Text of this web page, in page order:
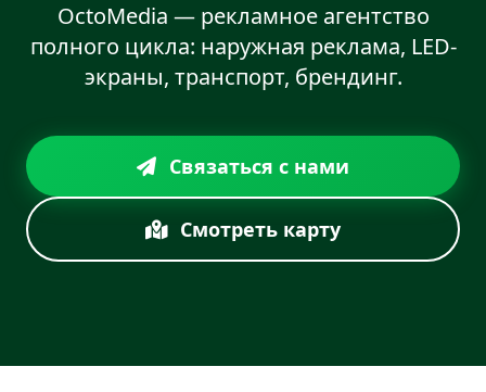
OctoMedia — рекламное агентство
полного цикла: наружная реклама, LED-
экраны, транспорт, брендинг.
Связаться с нами
Смотреть карту